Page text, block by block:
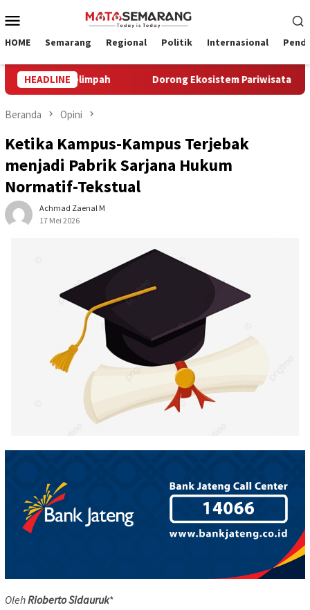
ke
Mobile
HOME Semarang Regional Politik Internasional
HEADLINE
Melimpah Dorong Ekosistem Pariwisata 2027, Pemkot
Beranda Opini
Ketika Kampus-Kampus Terjebak
menjadi Pabrik Sarjana Hukum
Normatif-Tekstual
Achmad Zaenal M
17 Mei 2026
OlehRioberto Sidauruk*